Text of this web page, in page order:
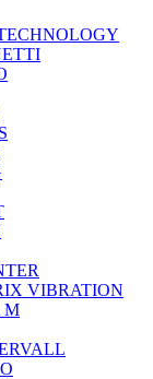
VIBRATION
M